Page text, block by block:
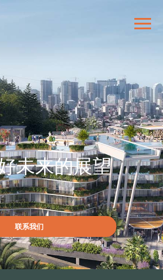
联系我们
未来的展望